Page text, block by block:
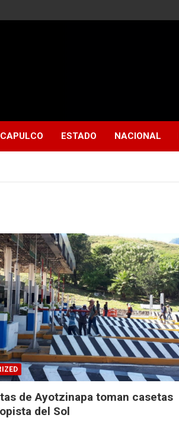
ESTADO NACIONAL
de Ayotzinapa toman casetas
del Sol